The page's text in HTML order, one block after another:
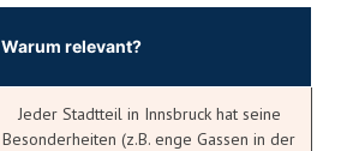
Warum relevant?
Jeder Stadtteil in Innsbruck hat seine
Besonderheiten (z.B. enge Gassen in der